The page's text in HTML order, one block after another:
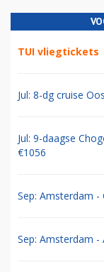
TUI vliegtickets
Jul: 8-dg cruise
Jul: 9-daagse
€1056
Sep: Amsterdam -
Sep: Amsterdam -